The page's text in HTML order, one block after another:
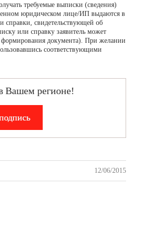
требуемые выписки (сведения)
юридическом лице/ИП выдаются в
справки, свидетельствующей об
или справку заявитель может
формирования документа). При желании
соответствующими
Вашем регионе!
12/06/2015